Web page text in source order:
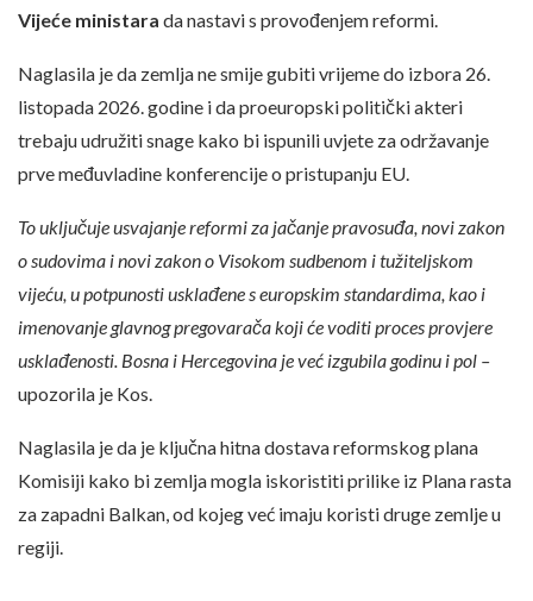
Vijeće ministara da nastavi s provođenjem reformi.
Naglasila je da zemlja ne smije gubiti vrijeme do izbora 26.
listopada 2026. godine i da proeuropski politički akteri
trebaju udružiti snage kako bi ispunili uvjete za održavanje
prve međuvladine konferencije o pristupanju EU.
To uključuje usvajanje reformi za jačanje pravosuđa, novi zakon
o sudovima i novi zakon o Visokom sudbenom i tužiteljskom
vijeću, u potpunosti usklađene s europskim standardima, kao i
imenovanje glavnog pregovarača koji će voditi proces provjere
usklađenosti. Bosna i Hercegovina je već izgubila godinu i pol –
upozorila je Kos.
Naglasila je da je ključna hitna dostava reformskog plana
Komisiji kako bi zemlja mogla iskoristiti prilike iz Plana rasta
za zapadni Balkan, od kojeg već imaju koristi druge zemlje u
regiji.